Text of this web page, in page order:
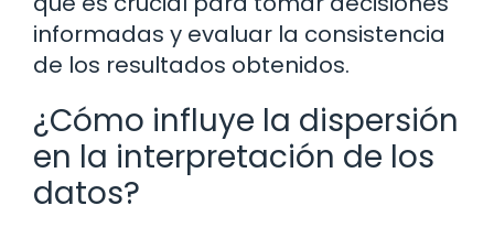
informadas y evaluar la consistencia
de los resultados obtenidos.
¿Cómo influye la dispersión
en la interpretación de los
datos?